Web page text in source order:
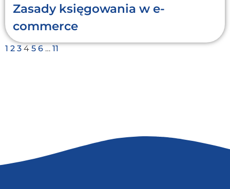
Zasady księgowania w e-
commerce
1 2 3 4 5 6 … 11